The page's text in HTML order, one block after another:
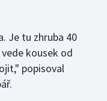
Je tu zhruba 40
kousek od
popisoval